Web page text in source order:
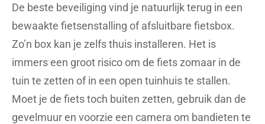
De beste beveiliging vind je natuurlijk terug in een
bewaakte fietsenstalling of afsluitbare fietsbox.
Zo’n box kan je zelfs thuis installeren. Het is
immers een groot risico om de fiets zomaar in de
tuin te zetten of in een open tuinhuis te stallen.
Moet je de fiets toch buiten zetten, gebruik dan de
gevelmuur en voorzie een camera om bandieten te